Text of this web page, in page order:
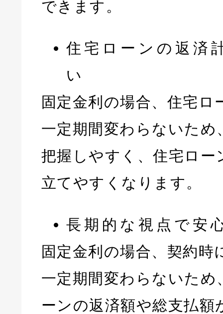
できます。
住宅ローンの返済
い
固定金利の場合、住宅ロ
一定期間変わらないため
把握しやすく、住宅ロー
立てやすくなります。
長期的な視点で安
固定金利の場合、契約時
一定期間変わらないため
ーンの返済額や総支払額